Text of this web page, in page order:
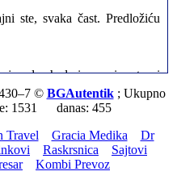
vašu firmu. Ja ljudi ne znam
Vam
može da se nađe prava
usluga. Sve pohvale od
© BGAutentik; Ukupno
1531 danas: 455
Travel Gracia Medika
Dr
Raskrsnica
Sajtovi
Kombi Prevoz